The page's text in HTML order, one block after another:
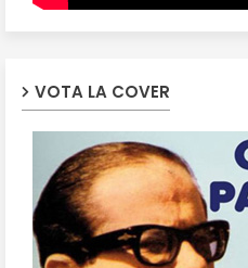
VOTA LA COVER